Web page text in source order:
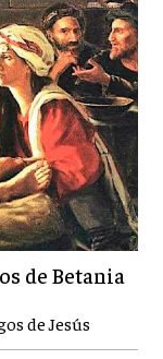
de Betania
de Jesús